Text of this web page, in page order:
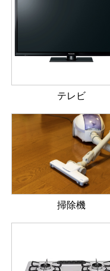
テレビ
掃除機